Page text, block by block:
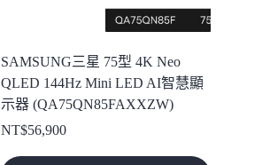
SAMSUNG三星 75型 4K Neo
QLED 144Hz Mini LED AI智慧顯
示器 (QA75QN85FAXXZW)
NT$56,900